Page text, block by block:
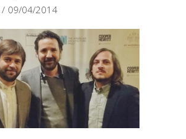
09/04/2014